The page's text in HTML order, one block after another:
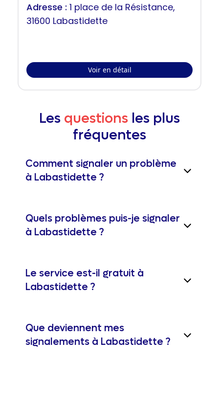
Adresse : 1 place de la Résistance,
31600 Labastidette
Voir en détail
Les questions les plus
fréquentes
Comment signaler un problème
à Labastidette ?
Quels problèmes puis-je signaler
à Labastidette ?
Le service est-il gratuit à
Labastidette ?
Que deviennent mes
signalements à Labastidette ?